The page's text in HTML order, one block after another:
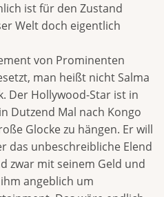
ist für den Zustand
Welt doch eigentlich
von Prominenten
man heißt nicht Salma
Der Hollywood-Star ist in
Dutzend Mal nach Kongo
Glocke zu hängen. Er will
das unbeschreibliche Elend
zwar mit seinem Geld und
angeblich um